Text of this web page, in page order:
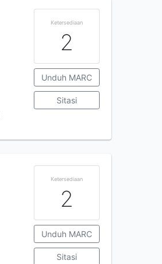
Ketersediaan
2
Unduh MARC
Sitasi
Ketersediaan
2
Unduh MARC
Sitasi